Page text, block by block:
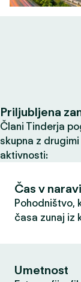
Priljubljena
Člani Tinderja
skupna z
aktivnosti:
Čas v naravi
Pohodništvo,
časa zunaj iz
Umetnost